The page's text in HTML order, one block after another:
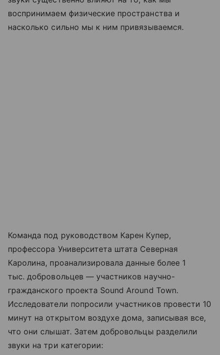
воспринимаем физические пространства и
насколько сильно мы к ним привязываемся.
Команда под руководством Карен Купер,
профессора Университета штата Северная
Каролина, проанализировала данные более 1
тыс. добровольцев — участников научно-
гражданского проекта Sound Around Town.
Исследователи попросили участников провести 10
минут на открытом воздухе дома, записывая все,
что они слышат. Затем добровольцы разделили
звуки на три категории: